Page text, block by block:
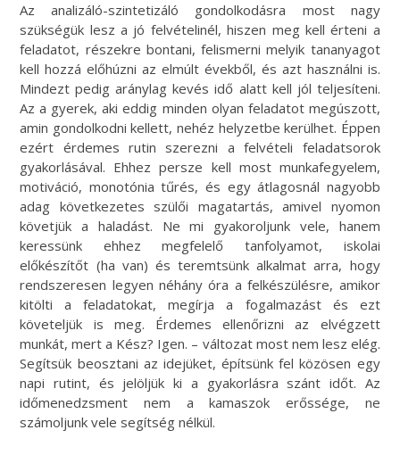
Az analizáló-szintetizáló gondolkodásra most nagy
szükségük lesz a jó felvételinél, hiszen meg kell érteni a
feladatot, részekre bontani, felismerni melyik tananyagot
kell hozzá előhúzni az elmúlt évekből, és azt használni is.
Mindezt pedig aránylag kevés idő alatt kell jól teljesíteni.
Az a gyerek, aki eddig minden olyan feladatot megúszott,
amin gondolkodni kellett, nehéz helyzetbe kerülhet. Éppen
ezért érdemes rutin szerezni a felvételi feladatsorok
gyakorlásával. Ehhez persze kell most munkafegyelem,
motiváció, monotónia tűrés, és egy átlagosnál nagyobb
adag következetes szülői magatartás, amivel nyomon
követjük a haladást. Ne mi gyakoroljunk vele, hanem
keressünk ehhez megfelelő tanfolyamot, iskolai
előkészítőt (ha van) és teremtsünk alkalmat arra, hogy
rendszeresen legyen néhány óra a felkészülésre, amikor
kitölti a feladatokat, megírja a fogalmazást és ezt
követeljük is meg. Érdemes ellenőrizni az elvégzett
munkát, mert a Kész? Igen. – változat most nem lesz elég.
Segítsük beosztani az idejüket, építsünk fel közösen egy
napi rutint, és jelöljük ki a gyakorlásra szánt időt. Az
időmenedzsment nem a kamaszok erőssége, ne
számoljunk vele segítség nélkül.